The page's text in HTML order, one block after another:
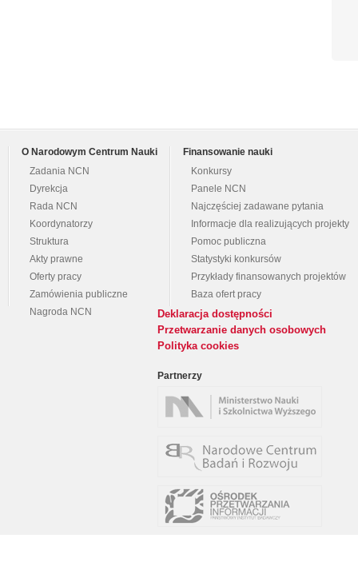
O Narodowym Centrum Nauki
Zadania NCN
Dyrekcja
Rada NCN
Koordynatorzy
Struktura
Akty prawne
Oferty pracy
Zamówienia publiczne
Nagroda NCN
Finansowanie nauki
Konkursy
Panele NCN
Najczęściej zadawane pytania
Informacje dla realizujących projekty
Pomoc publiczna
Statystyki konkursów
Przykłady finansowanych projektów
Baza ofert pracy
Deklaracja dostępności
Przetwarzanie danych osobowych
Polityka cookies
Partnerzy